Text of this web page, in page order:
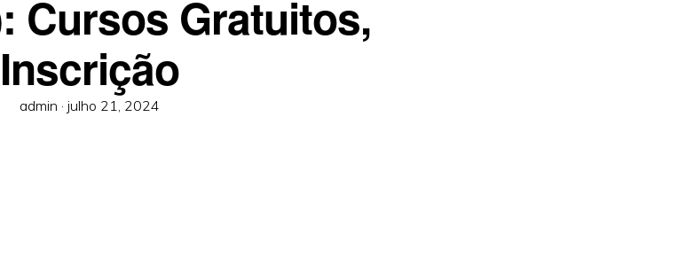
Cursos Gratuitos,
Inscrição
admin · Posted
julho 21, 2024